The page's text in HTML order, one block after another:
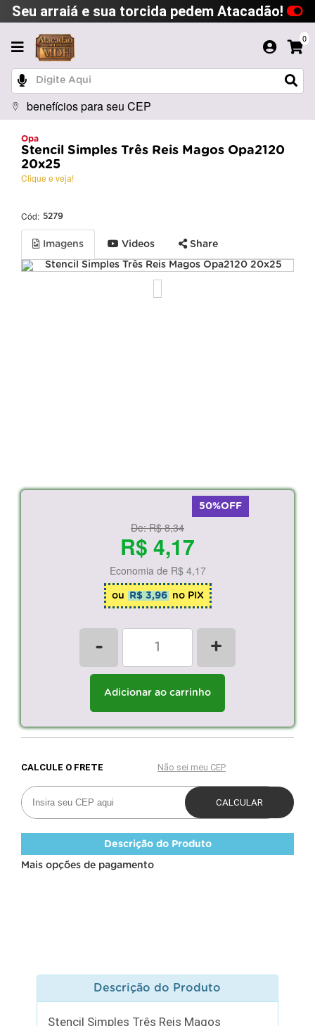
Seu arraiá e sua torcida pedem Atacadão!
0
benefícios para seu CEP
Opa
Stencil Simples Três Reis Magos Opa2120
20x25
Clique e veja!
Cód: 5279
Imagens Videos Share
50%OFF
De:R$ 8,34
R$ 4,17
Economia de R$ 4,17
ou R$ 3,96 no PIX
- +
Adicionar ao carrinho
Descrição do Produto
Mais opções de pagamento
Descrição do Produto
Stencil Simples Três Reis Magos